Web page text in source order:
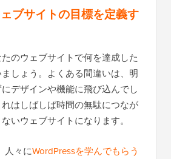
ブサイトの目標を定義す
のウェブサイトで何を達成した
しょう。よくある間違いは、明
デザインや機能に飛び込んでし
はしばしば時間の無駄につなが
いウェブサイトになります。
人々にWordPressを学んでもらう